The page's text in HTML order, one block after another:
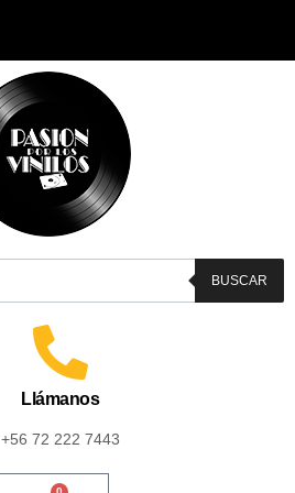
BUSCAR
Llámanos
+56 72 222 7443